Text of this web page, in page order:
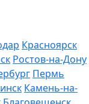
Красноярск
Ростов-на-Дону
Пермь
Камень-на-